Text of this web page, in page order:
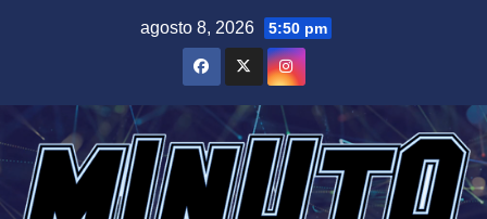
agosto 8, 2026 5:50 pm